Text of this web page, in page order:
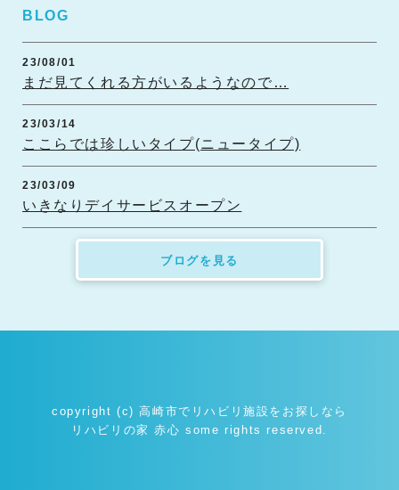
BLOG
23/08/01
まだ見てくれる方がいるようなので…
23/03/14
ここらでは珍しいタイプ(ニュータイプ)
23/03/09
いきなりデイサービスオープン
ブログを見る
copyright (c) 高崎市でリハビリ施設をお探しなら
リハビリの家 赤心 some rights reserved.